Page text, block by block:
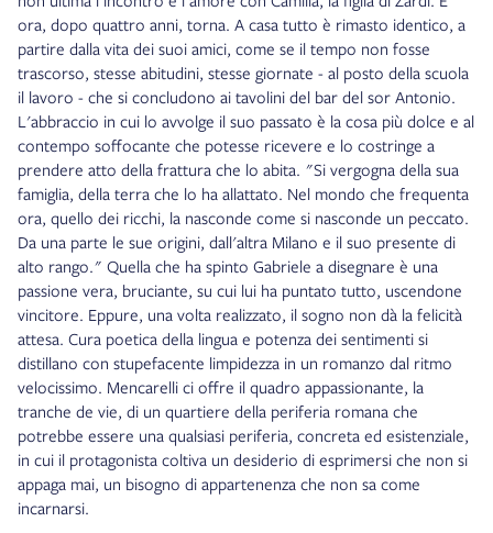
ora, dopo quattro anni, torna. A casa tutto è rimasto identico, a
partire dalla vita dei suoi amici, come se il tempo non fosse
trascorso, stesse abitudini, stesse giornate - al posto della scuola
il lavoro - che si concludono ai tavolini del bar del sor Antonio.
L'abbraccio in cui lo avvolge il suo passato è la cosa più dolce e al
contempo soffocante che potesse ricevere e lo costringe a
prendere atto della frattura che lo abita. "Si vergogna della sua
famiglia, della terra che lo ha allattato. Nel mondo che frequenta
ora, quello dei ricchi, la nasconde come si nasconde un peccato.
Da una parte le sue origini, dall'altra Milano e il suo presente di
alto rango." Quella che ha spinto Gabriele a disegnare è una
passione vera, bruciante, su cui lui ha puntato tutto, uscendone
vincitore. Eppure, una volta realizzato, il sogno non dà la felicità
attesa. Cura poetica della lingua e potenza dei sentimenti si
distillano con stupefacente limpidezza in un romanzo dal ritmo
velocissimo. Mencarelli ci offre il quadro appassionante, la
tranche de vie, di un quartiere della periferia romana che
potrebbe essere una qualsiasi periferia, concreta ed esistenziale,
in cui il protagonista coltiva un desiderio di esprimersi che non si
appaga mai, un bisogno di appartenenza che non sa come
incarnarsi.